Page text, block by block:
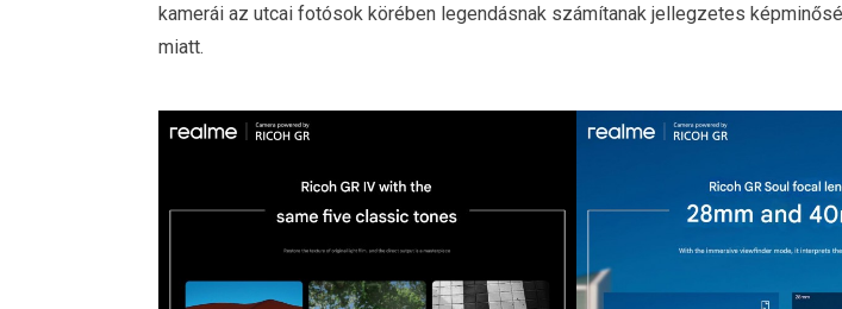
kamerái az utcai fotósok körében legendásnak számítanak jellegzetes
miatt.